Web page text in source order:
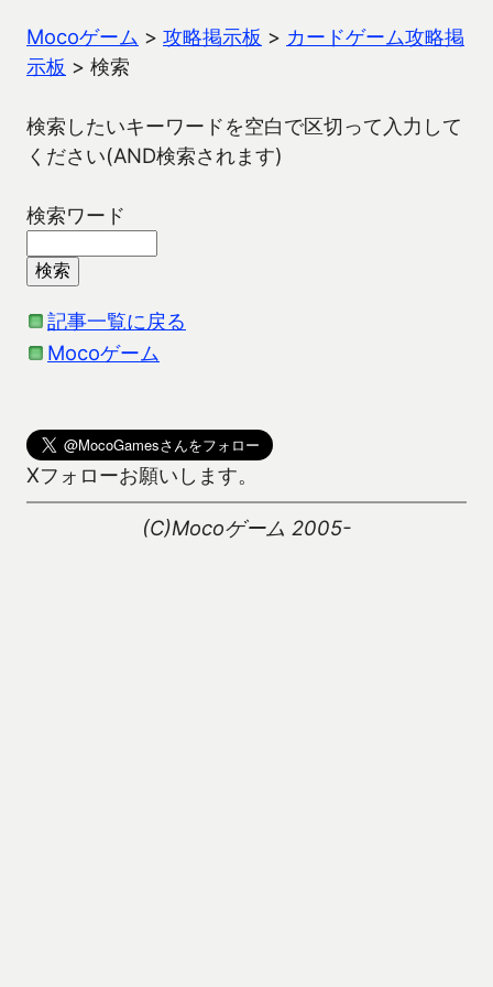
Mocoゲーム > 攻略掲示板 > カードゲーム攻略掲
示板 > 検索
検索したいキーワードを空白で区切って入力して
ください(AND検索されます)
検索ワード
記事一覧に戻る
Mocoゲーム
Xフォローお願いします。
(C)Mocoゲーム 2005-